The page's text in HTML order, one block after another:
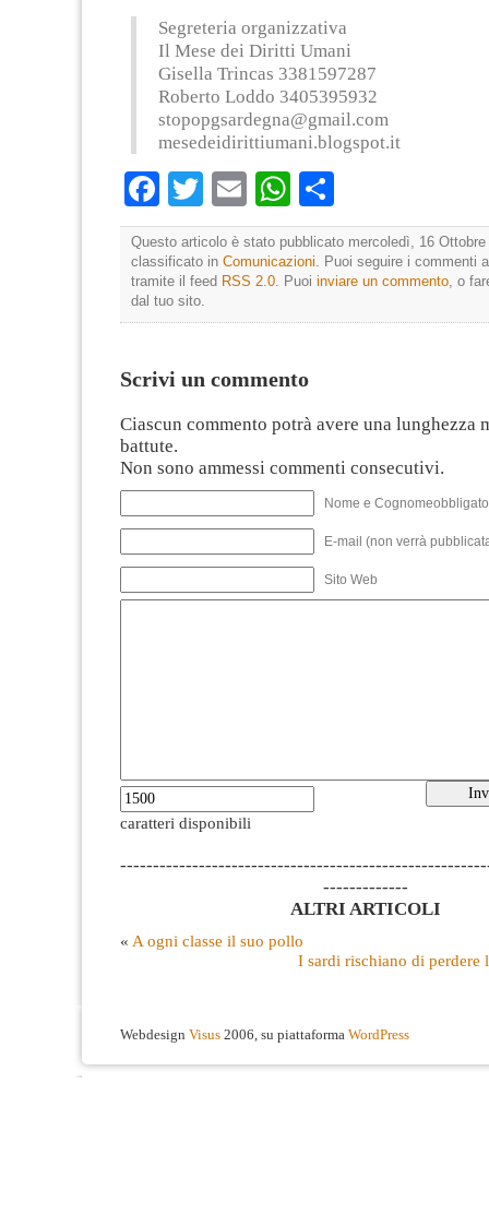
Segreteria organizzativa
Il Mese dei Diritti Umani
Gisella Trincas 3381597287
Roberto Loddo 3405395932
stopopgsardegna@gmail.com
mesedeidirittiumani.blogspot.it
Facebook
TwitterEmailWhatsApp
Questo articolo è stato pubblicato mercoledì, 16
classificato in Comunicazioni. Puoi seguire i commenti
tramite il feed RSS 2.0. Puoi inviare un commento, o
dal tuo sito.
Scrivi un commento
Ciascun commento potrà avere una lunghezza
battute.
Non sono ammessi commenti consecutivi.
Nome e
E-mail (non verrà
Sito Web
caratteri disponibili
-------------
ALTRI ARTICOLI
« A ogni classe il suo pollo
I sardi rischiano di perdere
Webdesign Visus 2006, su piattaforma WordPress